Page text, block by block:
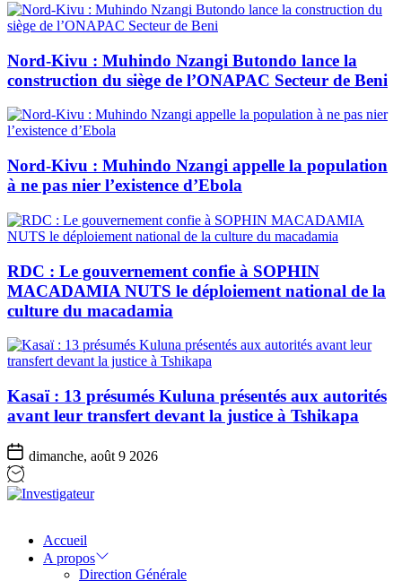
Nord-Kivu : Muhindo Nzangi Butondo lance la
construction du siège de l’ONAPAC Secteur de Beni
Nord-Kivu : Muhindo Nzangi appelle la population
à ne pas nier l’existence d’Ebola
RDC : Le gouvernement confie à SOPHIN
MACADAMIA NUTS le déploiement national de la
culture du macadamia
Kasaï : 13 présumés Kuluna présentés aux autorités
avant leur transfert devant la justice à Tshikapa
dimanche, août 9 2026
Accueil
A propos
Direction Générale